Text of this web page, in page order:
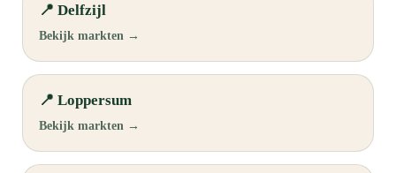
📍 Delfzijl
Bekijk markten →
📍 Loppersum
Bekijk markten →